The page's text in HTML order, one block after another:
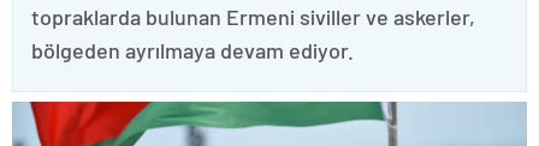
topraklarda bulunan Ermeni siviller ve askerler,
bölgeden ayrılmaya devam ediyor.